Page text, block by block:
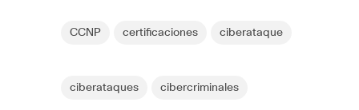
CCNP certificaciones ciberataque
ciberataques cibercriminales